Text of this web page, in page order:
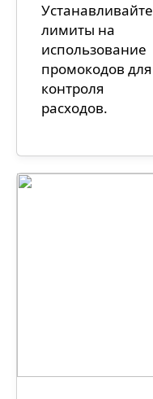
Устанавливайте
лимиты на
использование
промокодов для
контроля
расходов.